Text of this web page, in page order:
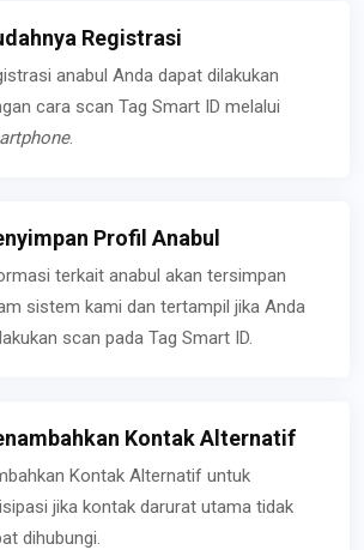
Registrasi
anabul Anda dapat dilakukan
cara scan Tag Smart ID melalui
.
Profil Anabul
terkait anabul akan tersimpan
sistem kami dan tertampil jika Anda
scan pada Tag Smart ID.
Kontak Alternatif
Kontak Alternatif untuk
jika kontak darurat utama tidak
dihubungi.